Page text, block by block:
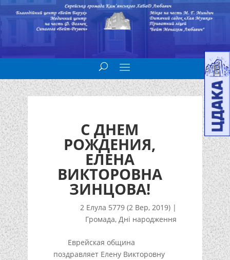
С ДНЕМ
РОЖДЕНИЯ,
ЕЛЕНА
ВИКТОРОВНА
ЗИНЦОВА!
2 Елула 5779 (2 Вер, 2019) |
Громада,Дні народження
Еврейская община
поздравляет Елену Викторовну